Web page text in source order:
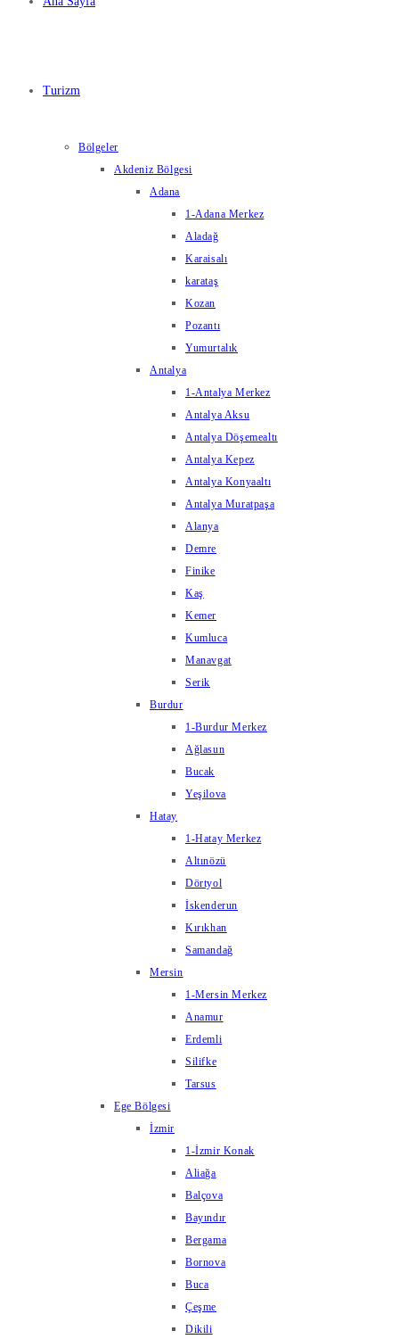
Turizm
Bölgeler
Akdeniz Bölgesi
Adana
1-Adana Merkez
Aladağ
Karaisalı
karataş
Kozan
Pozantı
Yumurtalık
Antalya
1-Antalya Merkez
Antalya Aksu
Antalya Döşemealtı
Antalya Kepez
Antalya Konyaaltı
Antalya Muratpaşa
Alanya
Demre
Finike
Kaş
Kemer
Kumluca
Manavgat
Serik
Burdur
1-Burdur Merkez
Ağlasun
Bucak
Yeşilova
Hatay
1-Hatay Merkez
Altınözü
Dörtyol
İskenderun
Kırıkhan
Samandağ
Mersin
1-Mersin Merkez
Anamur
Erdemli
Silifke
Tarsus
Ege Bölgesi
İzmir
1-İzmir Konak
Aliağa
Balçova
Bayındır
Bergama
Bornova
Buca
Çeşme
Dikili